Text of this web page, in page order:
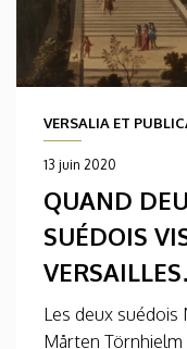
VERSALIA ET
13 juin 2020
QUAND
SUÉDOIS
Les deux suédois
Mårten